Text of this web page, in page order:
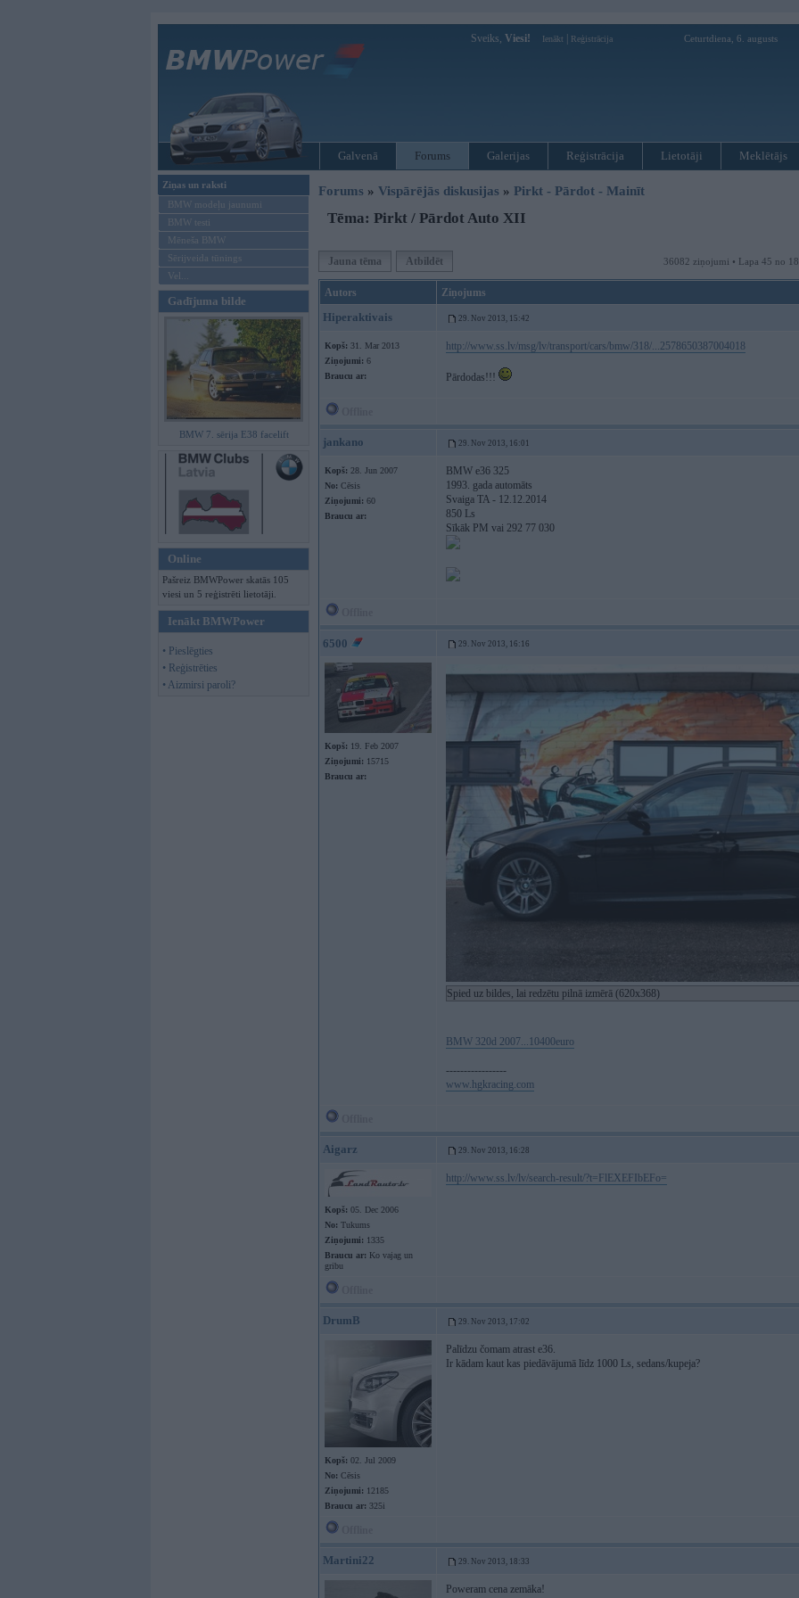
Sveiks, Viesi! Ienākt Reģistrācija Ceturtdiena, 6. augusts
Galvenā Forums Galerijas Reģistrācija Lietotāji Meklētājs
Ziņas un raksti
BMW modeļu jaunumi
BMW testi
Mēneša BMW
Sērijveida tūnings
Vel...
Gadījuma bilde
BMW 7. sērija E38 facelift
Online
Pašreiz BMWPower skatās 105
viesi un 5 reģistrēti lietotāji.
Ienākt BMWPower
• Pieslēgties
• Reģistrēties
• Aizmirsi paroli?
Forums » Vispārējās diskusijas » Pirkt - Pārdot - Mainīt
Tēma: Pirkt / Pārdot Auto XII
Jauna tēma Atbildēt 36082 ziņojumi • Lapa 45 no
Autors Ziņojums
Hiperaktivais 29. Nov 2013, 15:42
Kopš: 31. Mar 2013
Ziņojumi: 6
Braucu ar:
http://www.ss.lv/msg/lv/transport/cars/bmw/318/...2578650387004018
Pārdodas!!!
jankano 29. Nov 2013, 16:01
Kopš: 28. Jun 2007
No: Cēsis
Ziņojumi: 60
Braucu ar:
BMW e36 325
1993. gada automāts
Svaiga TA - 12.12.2014
850 Ls
Sīkāk PM vai 292 77 030
6500 29. Nov 2013, 16:16
Kopš: 19. Feb 2007
Ziņojumi: 15715
Braucu ar:
Spied uz bildes, lai redzētu pilnā izmērā (620x368)
BMW 320d 2007...10400euro
-----------------
www.hgkracing.com
Aigarz 29. Nov 2013, 16:28
Kopš: 05. Dec 2006
No: Tukums
Ziņojumi: 1335
Braucu ar: Ko vajag un
gribu
http://www.ss.lv/lv/search-result/?t=FlEXEFIbEFo=
DrumB 29. Nov 2013, 17:02
Kopš: 02. Jul 2009
No: Cēsis
Ziņojumi: 12185
Braucu ar: 325i
Palīdzu čomam atrast e36.
Ir kādam kaut kas piedāvājumā līdz 1000 Ls, sedans/kupeja?
Martini22 29. Nov 2013, 18:33
Poweram cena zemāka!